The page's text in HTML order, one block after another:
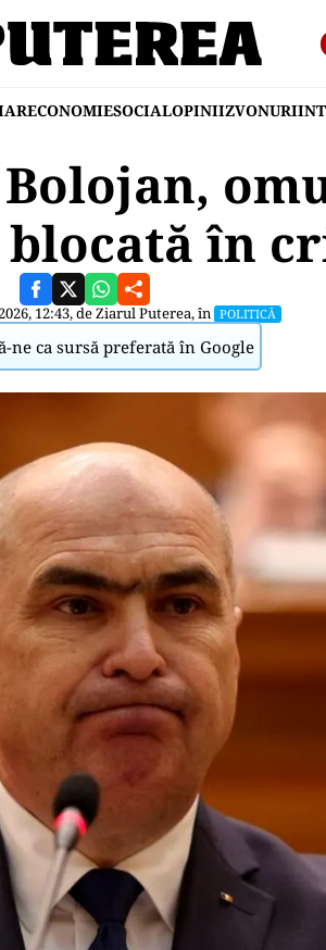
ECONOMIESOCIALOPINIIZVONURI
în
12:43, deZiarul Puterea, în POLITICĂ
ne ca sursă preferată în Google